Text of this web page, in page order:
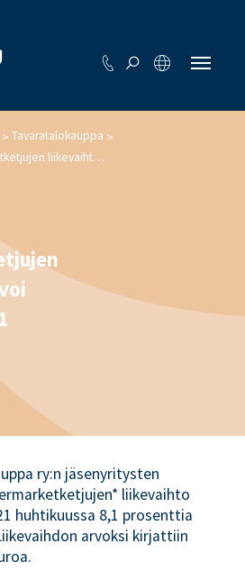
> Tavaratalokauppa >
Tavaratalo- ja hypermarketketjujen liikevaihto kasvoi huhtikuussa 8,1 prosenttia
ry:n jäsenyritysten
liikevaihto
huhtikuussa 8,1 prosenttia
arvoksi kirjattiin